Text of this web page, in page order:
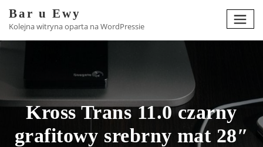
content
Bar u Ewy
Kolejna witryna oparta na WordPressie
Kross Trans 11.0 czarny
grafitowy srebrny mat 28″